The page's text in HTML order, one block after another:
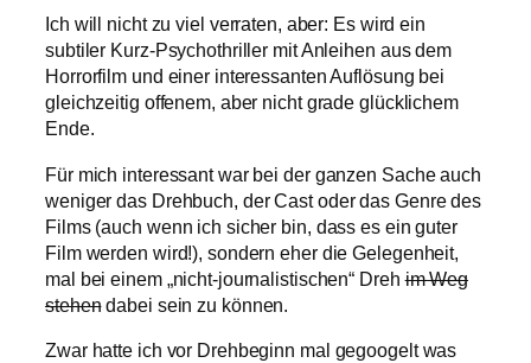
Ich will nicht zu viel verraten, aber: Es wird ein
subtiler Kurz-Psychothriller mit Anleihen aus dem
Horrorfilm und einer interessanten Auflösung bei
gleichzeitig offenem, aber nicht grade glücklichem
Ende.
Für mich interessant war bei der ganzen Sache auch
weniger das Drehbuch, der Cast oder das Genre des
Films (auch wenn ich sicher bin, dass es ein guter
Film werden wird!), sondern eher die Gelegenheit,
mal bei einem „nicht-journalistischen“ Drehim Weg
stehendabei sein zu können.
Zwar hatte ich vor Drehbeginn mal gegoogelt was